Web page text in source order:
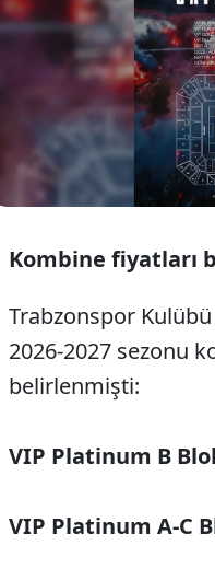
Kombine fiyatları
Trabzonspor
2026-2027 sezonu
belirlenmişti:
VIP Platinum B
VIP Platinum A-C